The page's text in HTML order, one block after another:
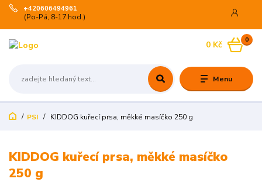
Menu
+420606494961
(Po-Pá, 8-17 hod.)
0
0 Kč
PSI KIDDOG kuřecí prsa, měkké masíčko 250 g
KIDDOG kuřecí prsa, měkké masíčko
250 g